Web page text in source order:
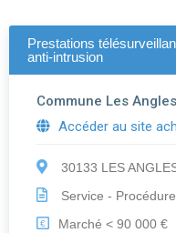
Prestations
anti-intrusion
Commune Les
Accéder au site
30133 LES
Service -
€
Marché < 90 000 €